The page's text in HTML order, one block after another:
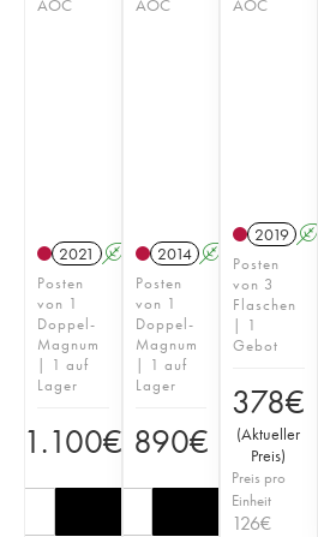
AOC
2021 A T
Posten
von 1
Doppel-
Magnum
| 1 auf
Lager
1.100€
AOC
2014 A
Posten
von 1
Doppel-
Magnum
| 1 auf
Lager
890€
AOC
2019 A
Posten
von 3
Flaschen
| 1
Gebot
378€
(Aktueller
Preis)
Preis pro
Einheit
126€